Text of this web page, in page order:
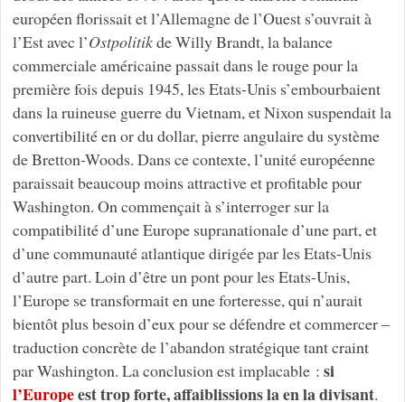
européen florissait et l’Allemagne de l’Ouest s’ouvrait à
l’Est avec l’Ostpolitikde Willy Brandt, la balance
commerciale américaine passait dans le rouge pour la
première fois depuis 1945, les Etats-Unis s’embourbaient
dans la ruineuse guerre du Vietnam, et Nixon suspendait la
convertibilité en or du dollar, pierre angulaire du système
de Bretton-Woods. Dans ce contexte, l’unité européenne
paraissait beaucoup moins attractive et profitable pour
Washington. On commençait à s’interroger sur la
compatibilité d’une Europe supranationale d’une part, et
d’une communauté atlantique dirigée par les Etats-Unis
d’autre part. Loin d’être un pont pour les Etats-Unis,
l’Europe se transformait en une forteresse, qui n’aurait
bientôt plus besoin d’eux pour se défendre et commercer –
traduction concrète de l’abandon stratégique tant craint
par Washington. La conclusion est implacable : si
l’Europeest trop forte, affaiblissions la en la divisant.